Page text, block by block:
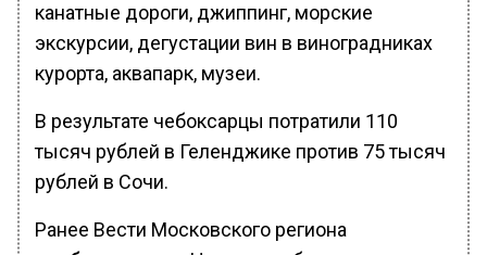
канатные дороги, джиппинг, морские
экскурсии, дегустации вин в виноградниках
курорта, аквапарк, музеи.
В результате чебоксарцы потратили 110
тысяч рублей в Геленджике против 75 тысяч
рублей в Сочи.
Ранее Вести Московского региона